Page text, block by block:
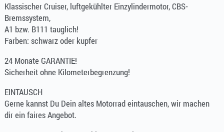
Klassischer Cruiser, luftgekühlter Einzylindermotor, CBS-
Bremssystem,
A1 bzw. B111 tauglich!
Farben: schwarz oder kupfer
24 Monate GARANTIE!
Sicherheit ohne Kilometerbegrenzung!
EINTAUSCH
Gerne kannst Du Dein altes Motorrad eintauschen, wir machen
dir ein faires Angebot.